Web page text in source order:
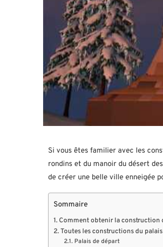
Si vous êtes familier avec les
rondins et du manoir du désert
de créer une belle ville enneigée
Sommaire
Comment obtenir la construction
Toutes les constructions du
Palais de départ